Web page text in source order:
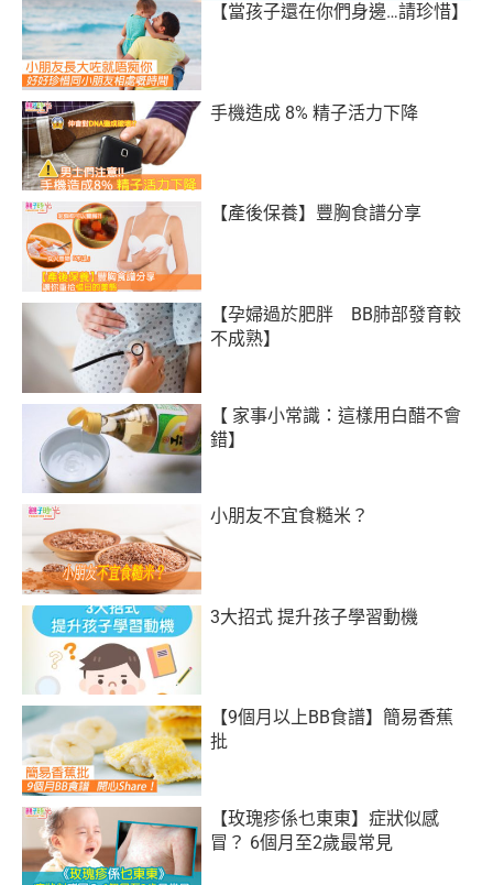
【當孩子還在你們身邊…請珍惜】
手機造成 8% 精子活力下降
【產後保養】豐胸食譜分享
【孕婦過於肥胖 BB肺部發育較
不成熟】
【 家事小常識：這樣用白醋不會
錯】
小朋友不宜食糙米？
3大招式 提升孩子學習動機
【9個月以上BB食譜】簡易香蕉
批
【玫瑰疹係乜東東】症狀似感
冒？ 6個月至2歲最常見